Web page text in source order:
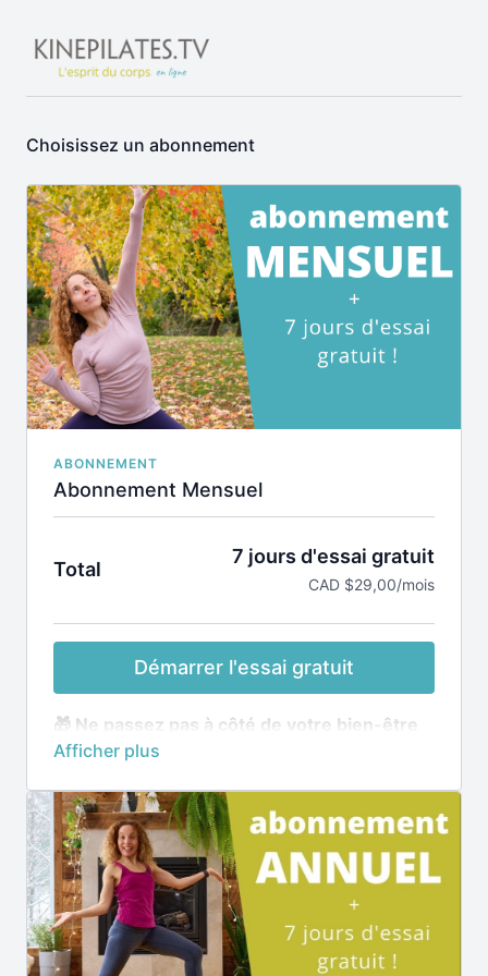
Choisissez un abonnement
ABONNEMENT
Abonnement Mensuel
Total
7 jours d'essai gratuit
CAD $29,00/mois
Démarrer l'essai gratuit
🎁 Ne passez pas à côté de votre bien-être
→7 jours d'essai gratuit
🧘‍♀️ Abonnement mensuel à renouvellement
automatique -Annulation en tout temps en 3
clics.
🧘‍♀️Accès illimité à toute la plateforme ▸
Application incluse
👉🏽Après la période d'essai de 7 jours, le